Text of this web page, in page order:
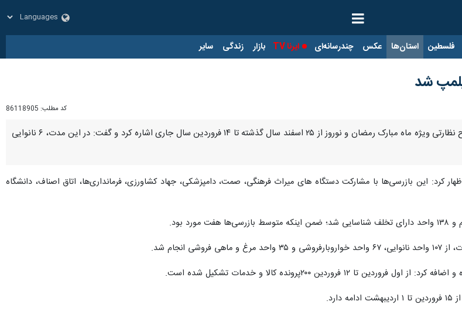
فلسطین استان‌ها عکس چندرسانه‌ای ایرنا TV بازار زندگی سایر
کد مطلب: 86118905
سنندج- ایرنا- مدیرکل تعزیرات حکومتی کردستان به طرح نظارتی ویژه ماه مبارک رمضان و نوروز از ۲۵ اسفند سال گذشته تا ۱۴ فروردین سال جاری اشاره کرد و گفت: در این مدت، ۶ نانوایی
کرد: این بازرسی‌ها با مشارکت دستگاه های میراث فرهنگی، صمت، دامپزشکی، جهاد کشاورزی، فرمانداری‌ها، اتاق اصناف، دانشگاه
انجام شد.
۲۰۰پرونده کالا و خدمات تشکیل شده است.